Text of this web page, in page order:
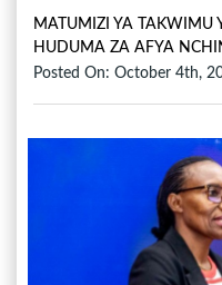
MATUMIZI YA TAKWIMU
HUDUMA ZA AFYA
Posted On: October 4th,